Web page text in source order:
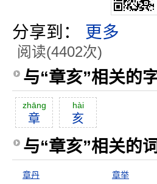
分享到： 更多
阅读(4402次)
与“章亥”相关的
zhāng
章
hài
亥
与“章亥”相关的
章丹 章举